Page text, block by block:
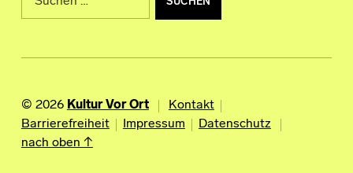
© 2026 Kultur Vor Ort
Kontakt
Barrierefreiheit
Impressum
Datenschutz
nach oben ↑